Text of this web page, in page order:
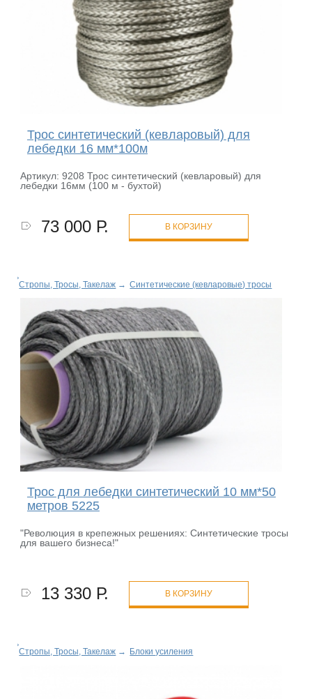
Трос синтетический (кевларовый) для
лебедки 16 мм*100м
Артикул: 9208 Трос синтетический (кевларовый) для
лебедки 16мм (100 м - бухтой)
73 000 Р. В КОРЗИНУ
Стропы, Тросы, Такелаж → Синтетические (кевларовые) тросы
Трос для лебедки синтетический 10 мм*50
метров 5225
"Революция в крепежных решениях: Синтетические тросы
для вашего бизнеса!"
13 330 Р. В КОРЗИНУ
Стропы, Тросы, Такелаж → Блоки усиления